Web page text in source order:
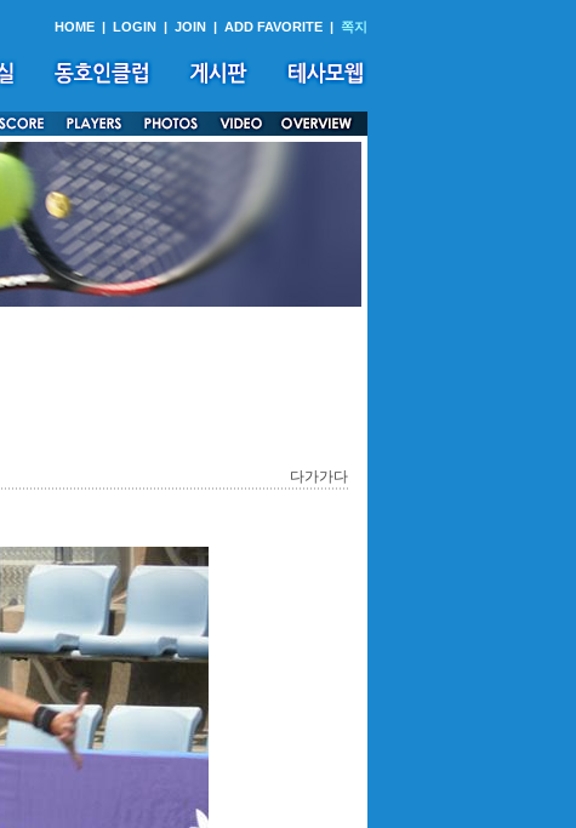
HOME | LOGIN | JOIN | ADD FAVORITE | 쪽지
다가가다